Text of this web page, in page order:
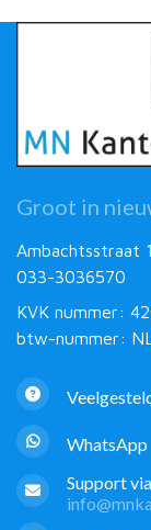
Groot in
Ambachtsstraat
033-3036570
KVK nummer:
btw-nummer:
WhatsApp
Support